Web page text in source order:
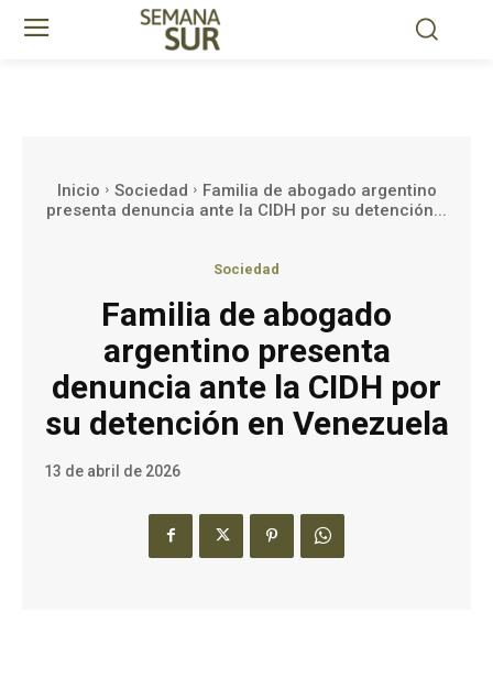
Inicio Sociedad
Familia de abogado argentino
presenta denuncia ante la CIDH por su detención...
Sociedad
Familia de abogado
argentino presenta
denuncia ante la CIDH por
su detención en Venezuela
13 de abril de 2026